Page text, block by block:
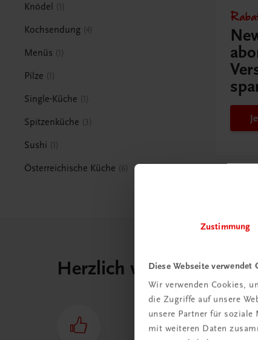
Zustimmung
Diese Webseite verwendet
Wir verwenden Cookies,
die Zugriffe auf unsere
unsere Partner für
mit weiteren Daten
Knödel 1
Kochsendung 4
Menüs 1
Pilze 1
Single-Küche 1
Spitzenküche 3
Sushi 1
Österreichische Küche 6
Herzlich willkommen bei